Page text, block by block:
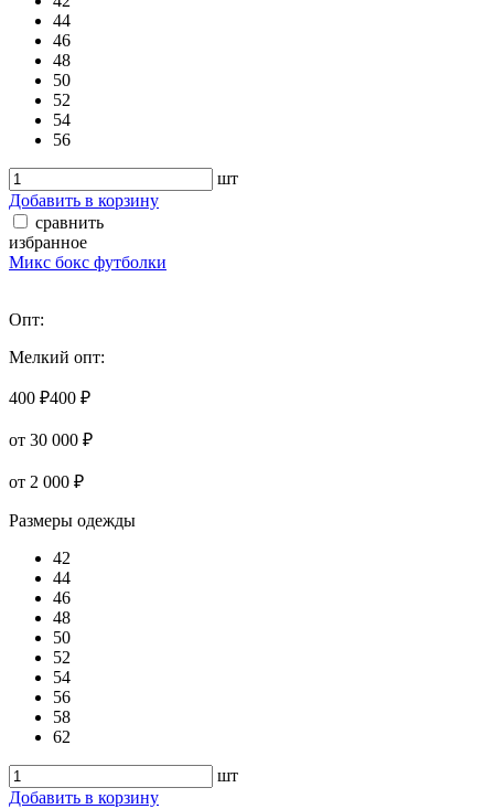
44
46
48
50
52
54
56
шт
Добавить в корзину
сравнить
избранное
Микс бокс футболки
Опт:
Мелкий опт:
400 ₽400 ₽
от 30 000 ₽
от 2 000 ₽
Размеры одежды
42
44
46
48
50
52
54
56
58
62
шт
Добавить в корзину